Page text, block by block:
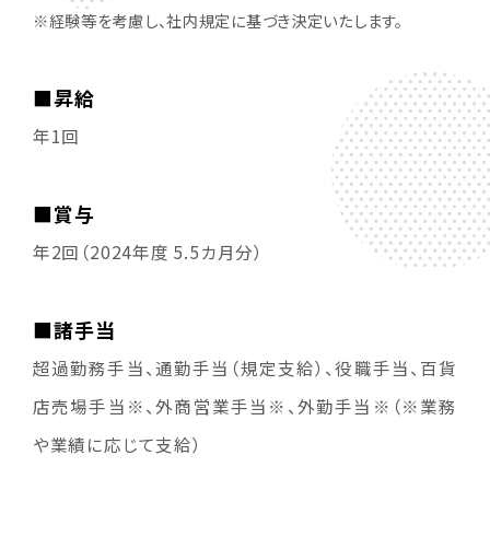
※経験等を考慮し、社内規定に基づき決定いたします。
■昇給
年1回
■賞与
年2回（2024年度 5.5カ月分）
■諸手当
超過勤務手当、通勤手当（規定支給）、役職手当、百貨
店売場手当※、外商営業手当※、外勤手当※（※業務
や業績に応じて支給）